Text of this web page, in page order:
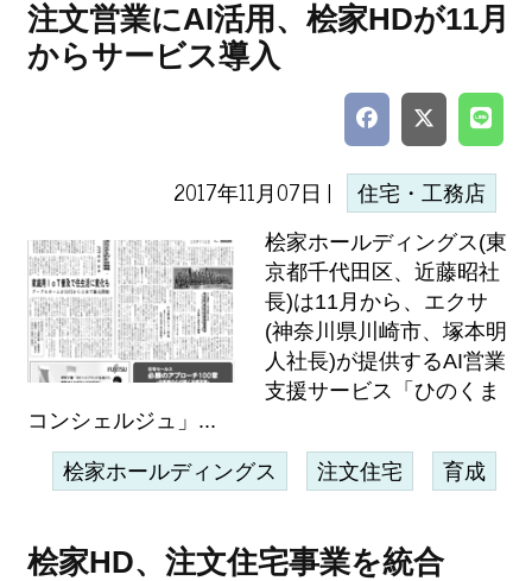
注文営業にAI活用、桧家HDが11月
からサービス導入
2017年11月07日 | 住宅・工務店
桧家ホールディングス(東
京都千代田区、近藤昭社
長)は11月から、エクサ
(神奈川県川崎市、塚本明
人社長)が提供するAI営業
支援サービス「ひのくま
コンシェルジュ」...
桧家ホールディングス 注文住宅 育成
桧家HD、注文住宅事業を統合